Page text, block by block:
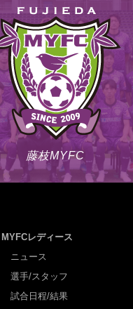
藤枝MYFC
MYFCレディース
ニュース
選手/スタッフ
試合日程/結果